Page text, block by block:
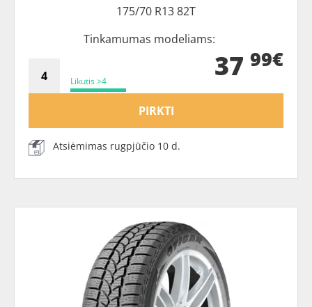
175/70 R13 82T
Tinkamumas modeliams:
Likutis >4 37 99€
PIRKTI
Atsiėmimas rugpjūčio 10 d.